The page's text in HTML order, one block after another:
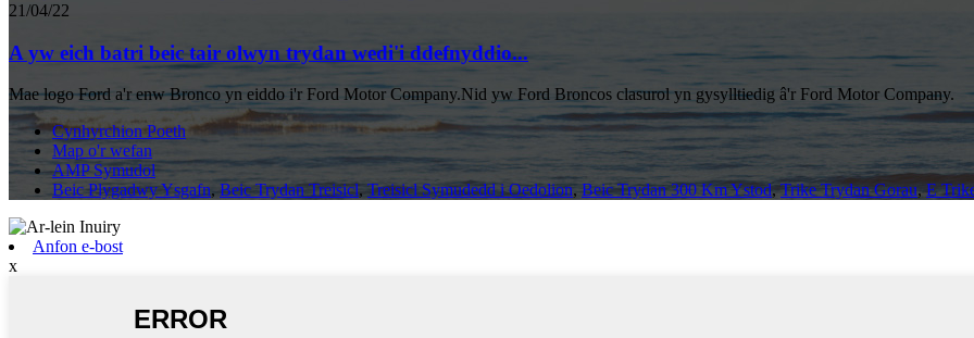
21/04/22
A yw eich batri beic tair olwyn trydan wedi'i ddefnyddio...
Mae logo Ford a'r enw Bronco yn eiddo i'r Ford Motor Company.Nid yw Ford Broncos clasurol yn gysylltiedig â'r Ford Motor Company.
Cynhyrchion Poeth
Map o'r wefan
AMP Symudol
Beic Plygadwy Ysgafn,Beic Trydan Treisicl, Treisicl Symudedd i Oedolion,Beic Trydan 300 Km Ystod,Trike Trydan Gorau,E
Anfon e-bost
x